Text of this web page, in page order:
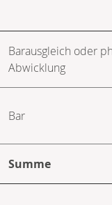
Barausgleich oder
Abwicklung
Bar
Summe